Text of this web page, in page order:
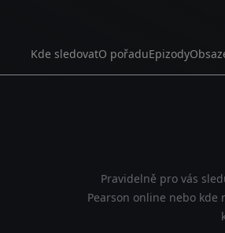
Kde sledovatO pořaduEpizody
Pravidelně pro vás
Pearson online nebo kde